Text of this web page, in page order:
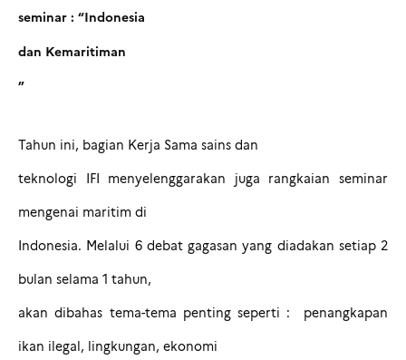
seminar : “Indonesia
dan Kemaritiman
”
Tahun ini, bagian Kerja Sama sains dan
teknologi IFI menyelenggarakan juga rangkaian seminar
mengenai maritim di
Indonesia. Melalui 6 debat gagasan yang diadakan setiap 2
bulan selama 1 tahun,
akan dibahas tema-tema penting seperti : penangkapan
ikan ilegal, lingkungan, ekonomi